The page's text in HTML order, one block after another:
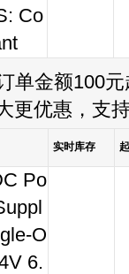
Co
单金额100元
更优惠，支
实时库存
Po
O
6.